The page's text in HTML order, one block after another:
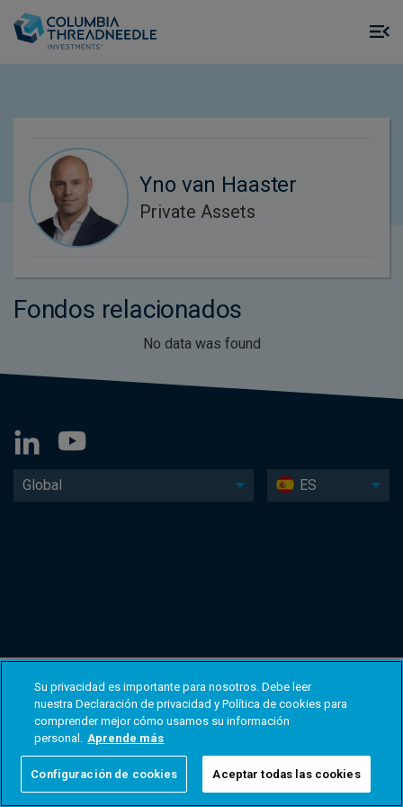
Yno van Haaster
Private Assets
Fondos relacionados
No data was found
Global ES
Su privacidad es importante para nosotros. Debe leer
nuestra Declaración de privacidad y Política de cookies para
comprender mejor cómo usamos su información
personal. Aprende más
Configuración de cookies Aceptar todas las cookies